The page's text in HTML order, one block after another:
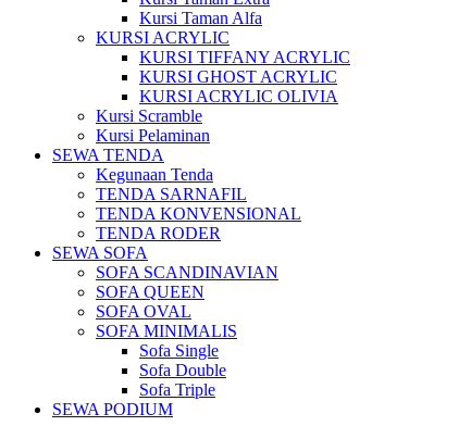
Kursi Taman Alfa
KURSI ACRYLIC
KURSI TIFFANY ACRYLIC
KURSI GHOST ACRYLIC
KURSI ACRYLIC OLIVIA
Kursi Scramble
Kursi Pelaminan
SEWA TENDA
Kegunaan Tenda
TENDA SARNAFIL
TENDA KONVENSIONAL
TENDA RODER
SEWA SOFA
SOFA SCANDINAVIAN
SOFA QUEEN
SOFA OVAL
SOFA MINIMALIS
Sofa Single
Sofa Double
Sofa Triple
SEWA PODIUM